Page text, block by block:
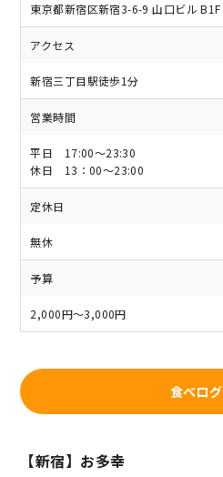
東京都新宿区新宿3-6-9 山口ビル B1F
アクセス
新宿三丁目駅徒歩1分
営業時間
平日 17:00～23:30
休日 13：00～23:00
定休日
無休
予算
2,000円～3,000円
食べログ
【新宿】お多幸